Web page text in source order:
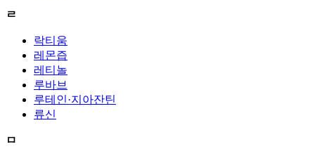
ㄹ
락티움
레몬즙
레티놀
루바브
루테인·지아잔틴
류신
ㅁ